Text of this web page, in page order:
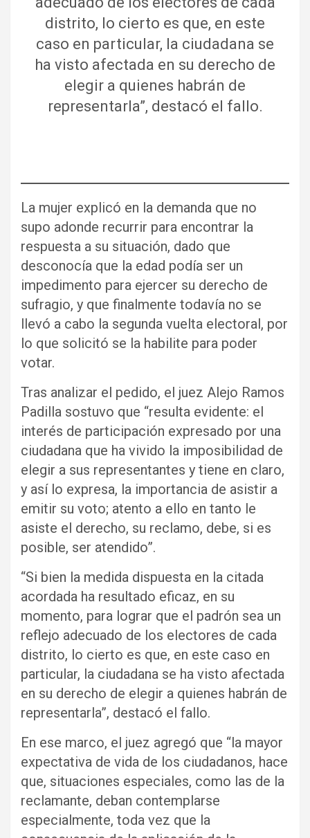
distrito, lo cierto es que, en este
caso en particular, la ciudadana se
ha visto afectada en su derecho de
elegir a quienes habrán de
representarla”, destacó el fallo.
La mujer explicó en la demanda que no
supo adonde recurrir para encontrar la
respuesta a su situación, dado que
desconocía que la edad podía ser un
impedimento para ejercer su derecho de
sufragio, y que finalmente todavía no se
llevó a cabo la segunda vuelta electoral, por
lo que solicitó se la habilite para poder
votar.
Tras analizar el pedido, el juez Alejo Ramos
Padilla sostuvo que “resulta evidente: el
interés de participación expresado por una
ciudadana que ha vivido la imposibilidad de
elegir a sus representantes y tiene en claro,
y así lo expresa, la importancia de asistir a
emitir su voto; atento a ello en tanto le
asiste el derecho, su reclamo, debe, si es
posible, ser atendido”.
“Si bien la medida dispuesta en la citada
acordada ha resultado eficaz, en su
momento, para lograr que el padrón sea un
reflejo adecuado de los electores de cada
distrito, lo cierto es que, en este caso en
particular, la ciudadana se ha visto afectada
en su derecho de elegir a quienes habrán de
representarla”, destacó el fallo.
En ese marco, el juez agregó que “la mayor
expectativa de vida de los ciudadanos, hace
que, situaciones especiales, como las de la
reclamante, deban contemplarse
especialmente, toda vez que la